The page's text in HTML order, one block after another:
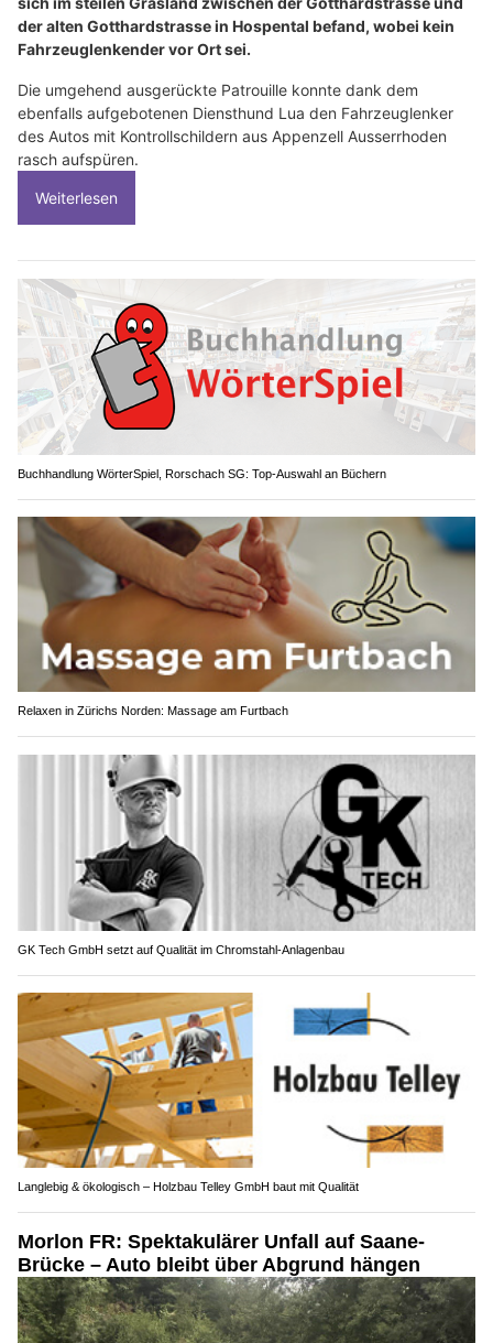
der alten Gotthardstrasse in Hospental befand, wobei kein
Fahrzeuglenkender vor Ort sei.
Die umgehend ausgerückte Patrouille konnte dank dem
ebenfalls aufgebotenen Diensthund Lua den Fahrzeuglenker
des Autos mit Kontrollschildern aus Appenzell Ausserrhoden
rasch aufspüren.
Weiterlesen
Buchhandlung WörterSpiel, Rorschach SG: Top-Auswahl an Büchern
Relaxen in Zürichs Norden: Massage am Furtbach
GK Tech GmbH setzt auf Qualität im Chromstahl-Anlagenbau
Langlebig & ökologisch – Holzbau Telley GmbH baut mit Qualität
Morlon FR: Spektakulärer Unfall auf Saane-
Brücke – Auto bleibt über Abgrund hängen